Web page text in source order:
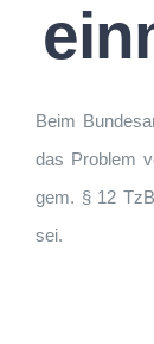
Beim
das Problem
gem. § 12
sei.